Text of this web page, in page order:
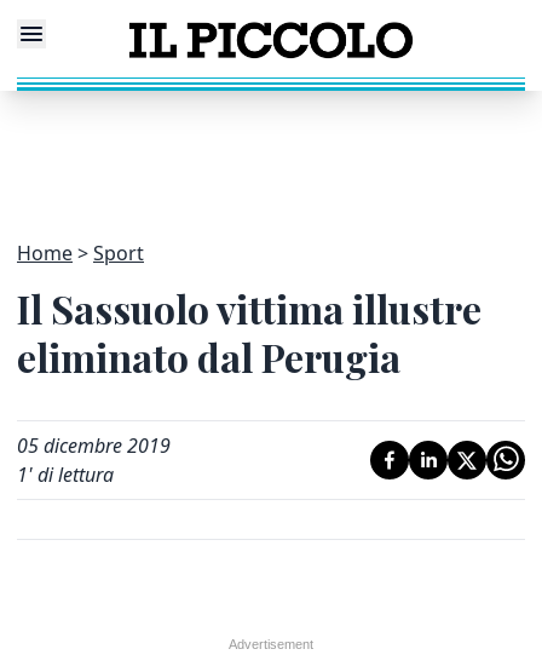
Home Sport
Il Sassuolo vittima illustre
eliminato dal Perugia
05 dicembre 2019
1' di lettura